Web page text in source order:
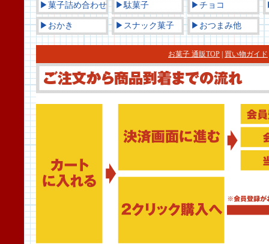
▶菓子詰め合わせ ▶駄菓子 ▶チョコ
▶おかき ▶スナック菓子 ▶おつまみ他
お菓子 通販TOP 買い物ガイド